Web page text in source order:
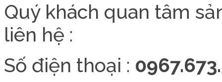
Quý khách quan tâm
liên hệ :
Số điện thoại :